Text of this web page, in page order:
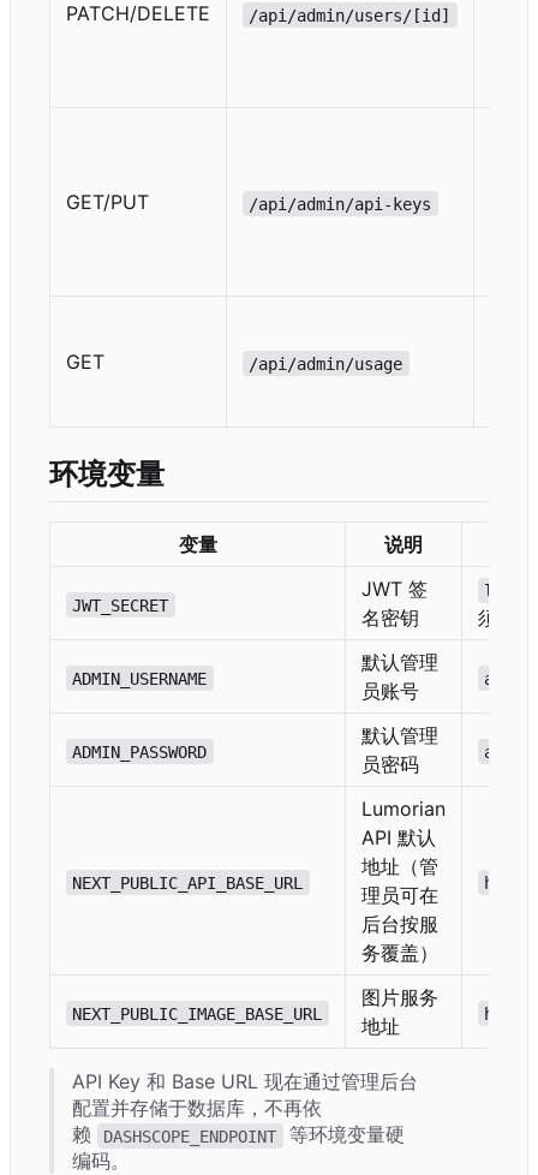
PATCH/DELETE /api/admin/users/[id]
GET/PUT /api/admin/api-keys
GET /api/admin/usage
环境变量
变量 说明
JWT_SECRET
JWT 签
名密钥
lum-
须更
ADMIN_USERNAME
默认管理
员账号
admin
ADMIN_PASSWORD
默认管理
员密码
NEXT_PUBLIC_API_BASE_URL
Lumorian
API 默认
地址（管
理员可在
后台按服
务覆盖）
NEXT_PUBLIC_IMAGE_BASE_URL
图片服务
地址
API Key 和 Base URL 现在通过管理后台
配置并存储于数据库，不再依
赖
DASHSCOPE_ENDPOINT
等环境变量硬
编码。